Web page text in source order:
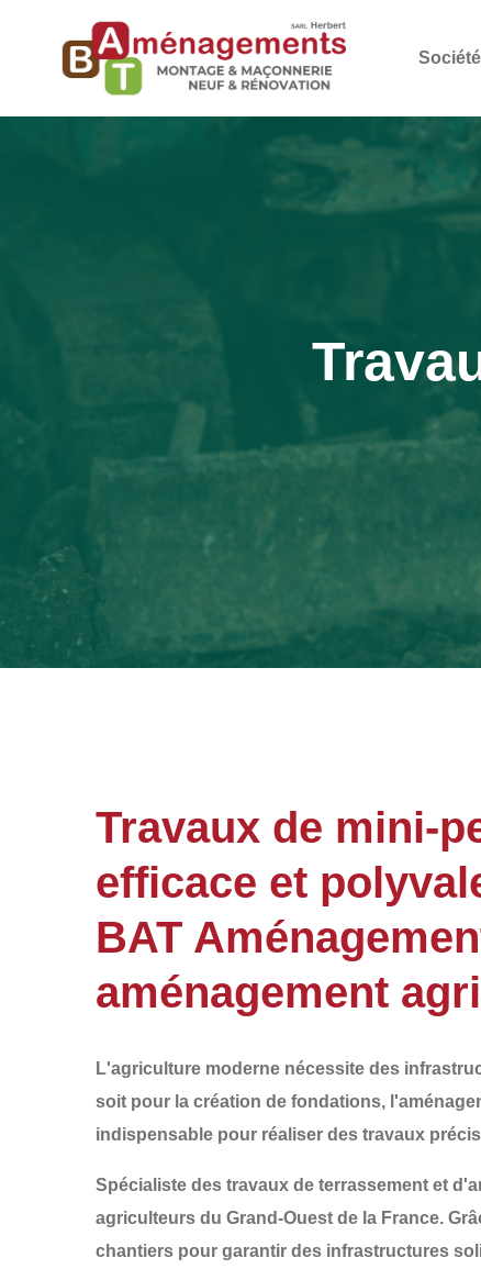
Société
Travaux de mini-
efficace et
BAT
aménagement
L'agriculture moderne nécessite des
soit pour la création de fondations,
indispensable pour réaliser des travaux
Spécialiste des travaux de terrassement et
agriculteurs du Grand-Ouest de la France.
chantiers pour garantir des infrastructures